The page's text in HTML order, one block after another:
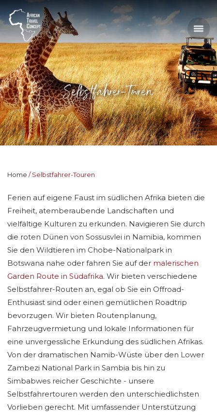
Selbstfahrer-Touren
Home Selbstfahrer-Touren
Ferien auf eigene Faust im südlichen Afrika bieten die
Freiheit, atemberaubende Landschaften und
vielfältige Kulturen zu erkunden. Navigieren Sie durch
die roten Dünen von Sossusvlei in Namibia, kommen
Sie den Wildtieren im Chobe-Nationalpark in
Botswana nahe oder fahren Sie auf der malerischen
Garden Route in Südafrika. Wir bieten verschiedene
Selbstfahrer-Routen an, egal ob Sie ein Offroad-
Enthusiast sind oder einen gemütlichen Roadtrip
bevorzugen. Wir bieten Routenplanung,
Fahrzeugvermietung und lokale Informationen für
eine unvergessliche Erkundung des südlichen Afrikas.
Von der dramatischen Namib-Wüste über den Lower
Zambezi National Park in Sambia bis hin zu
Simbabwes reicher Geschichte - unsere
Selbstfahrertouren werden den unterschiedlichsten
Vorlieben gerecht. Mit umfassender Unterstützung